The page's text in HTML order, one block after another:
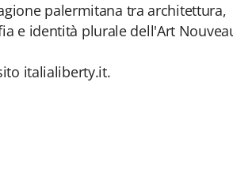
palermitana tra architettura,
e identità plurale dell'Art
italialiberty.it.